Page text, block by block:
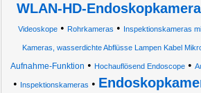
WLAN-HD-
Videoskope• Rohrkameras • Inspektionskameras
Kameras, wasserdichte Abflüsse Lampen Kabel
Aufnahme-Funktion • Hochauflösend Endoscope •
• Inspektionskameras •